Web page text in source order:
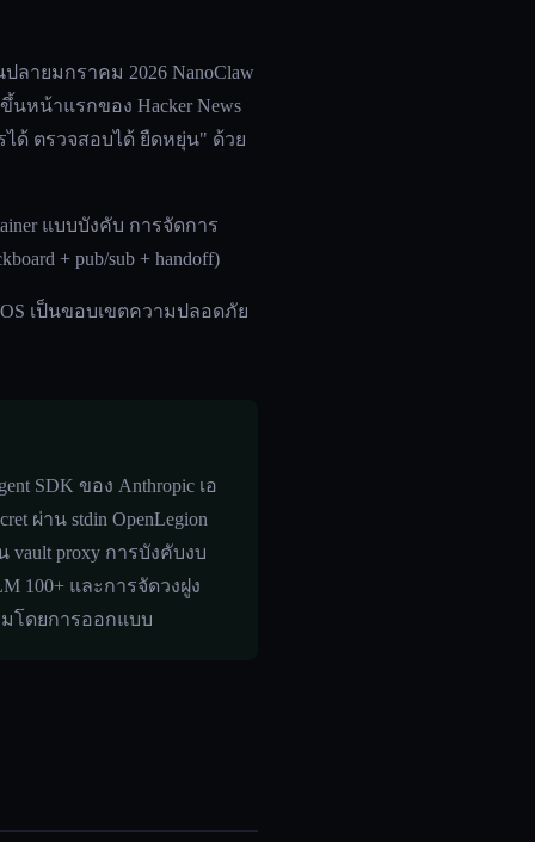
ลายมกราคม 2026 NanoClaw
นหน้าแรกของ Hacker News
ได้ ตรวจสอบได้ ยืดหยุ่น" ด้วย
แบบบังคับ การจัดการ
+ pub/sub + handoff)
เป็นขอบเขตความปลอดภัย
SDK ของ Anthropic เอ
ผ่าน stdin OpenLegion
proxy การบังคับงบ
100+ และการจัดวงฝูง
มโดยการออกแบบ